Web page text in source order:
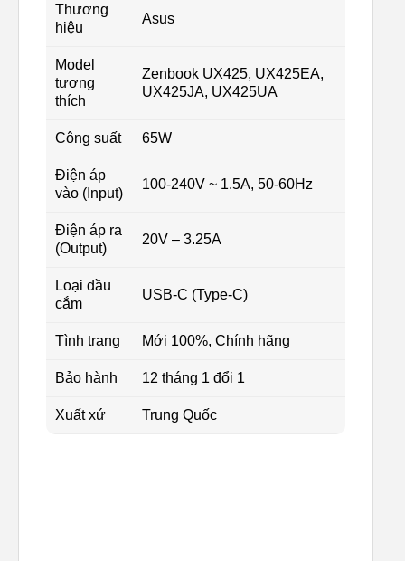
Thương
hiệu
Asus
Model
tương
thích
Zenbook UX425, UX425EA,
UX425JA, UX425UA
Công suất 65W
Điện áp
vào (Input)
100-240V ~ 1.5A, 50-60Hz
Điện áp ra
(Output)
20V – 3.25A
Loại đầu
cắm
USB-C (Type-C)
Tình trạng Mới 100%, Chính hãng
Bảo hành 12 tháng 1 đổi 1
Xuất xứ Trung Quốc